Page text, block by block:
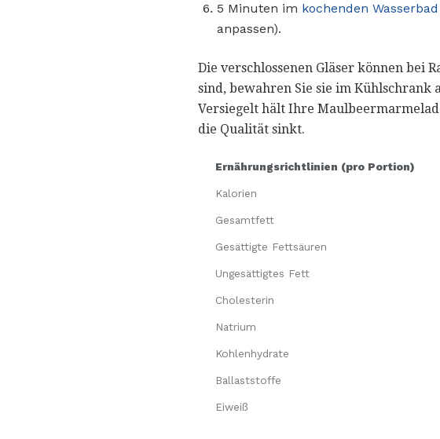
5 Minuten im kochenden
anpassen).
Die verschlossenen Gläser können bei
sind, bewahren Sie sie im Kühlschrank
Versiegelt hält Ihre
die Qualität sinkt.
Ernährungsrichtlinien (pro Portion)
Kalorien
Gesamtfett
Gesättigte Fettsäuren
Ungesättigtes Fett
Cholesterin
Natrium
Kohlenhydrate
Ballaststoffe
Eiweiß